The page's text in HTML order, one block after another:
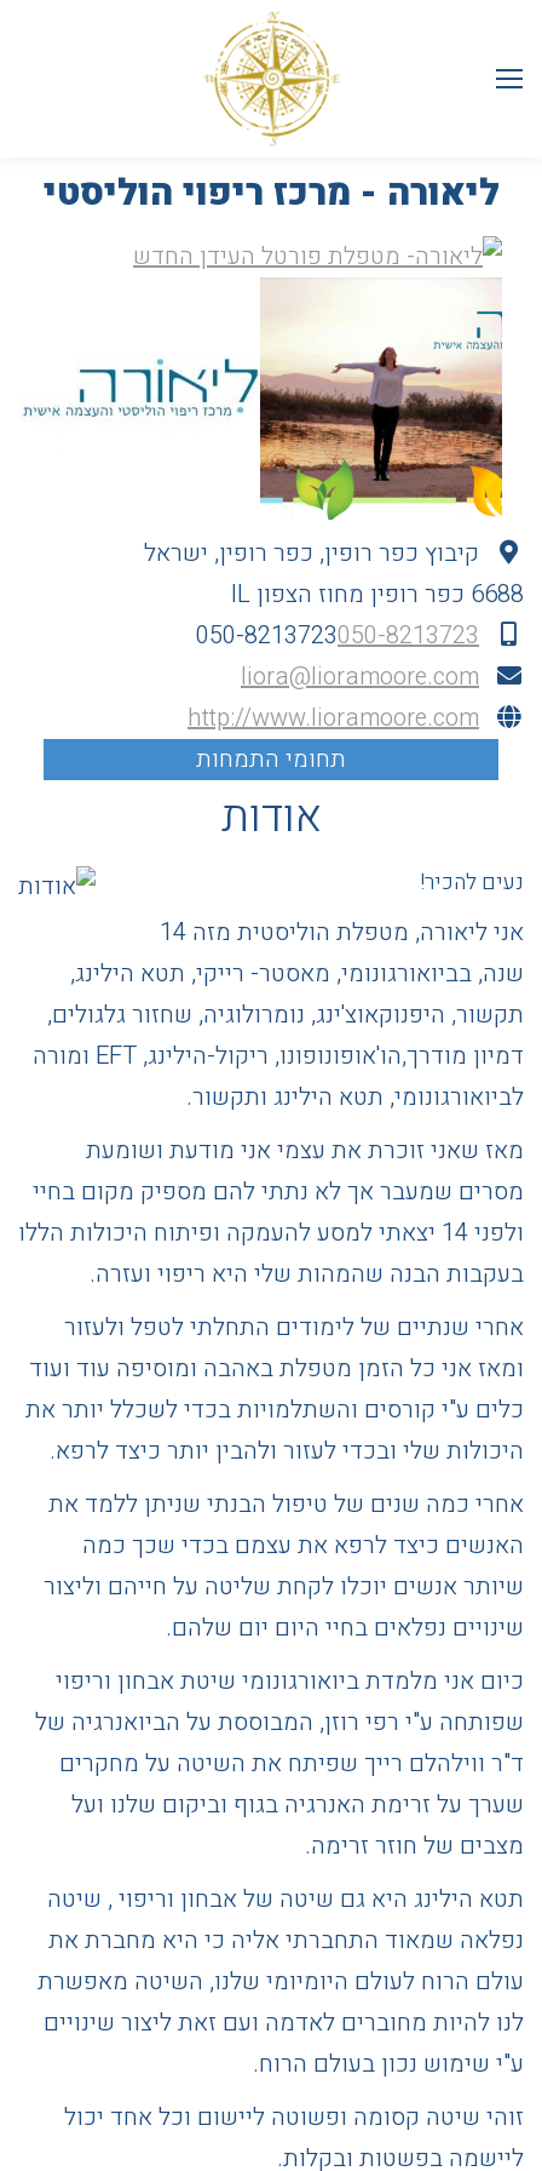
ליאורה - מרכז ריפוי הוליסטי
קיבוץ כפר רופין, כפר רופין, ישראל
6688 כפר רופין מחוז הצפון IL
050-8213723050-8213723
liora@lioramoore.com
http://www.lioramoore.com
אודות
נעים להכיר!
אני ליאורה, מטפלת הוליסטית מזה 14
שנה, בביואורגונומי, מאסטר- רייקי, תטא הילינג,
תקשור, היפנוקאוצ'ינג, נומרולוגיה, שחזור גלגולים,
דמיון מודרך,הו'אופונופונו, ריקול-הילינג, EFT ומורה
לביואורגונומי, תטא הילינג ותקשור.
מאז שאני זוכרת את עצמי אני מודעת ושומעת
מסרים שמעבר אך לא נתתי להם מספיק מקום בחיי
ולפני 14 יצאתי למסע להעמקה ופיתוח היכולות הללו
בעקבות הבנה שהמהות שלי היא ריפוי ועזרה.
אחרי שנתיים של לימודים התחלתי לטפל ולעזור
ומאז אני כל הזמן מטפלת באהבה ומוסיפה עוד ועוד
כלים ע"י קורסים והשתלמויות בכדי לשכלל יותר את
היכולות שלי ובכדי לעזור ולהבין יותר כיצד לרפא.
אחרי כמה שנים של טיפול הבנתי שניתן ללמד את
האנשים כיצד לרפא את עצמם בכדי שכך כמה
שיותר אנשים יוכלו לקחת שליטה על חייהם וליצור
שינויים נפלאים בחיי היום יום שלהם.
כיום אני מלמדת ביואורגונומי שיטת אבחון וריפוי
שפותחה ע"י רפי רוזן, המבוססת על הביואנרגיה של
ד"ר ווילהלם רייך שפיתח את השיטה על מחקרים
שערך על זרימת האנרגיה בגוף וביקום שלנו ועל
מצבים של חוזר זרימה.
תטא הילינג היא גם שיטה של אבחון וריפוי , שיטה
נפלאה שמאוד התחברתי אליה כי היא מחברת את
עולם הרוח לעולם היומיומי שלנו, השיטה מאפשרת
לנו להיות מחוברים לאדמה ועם זאת ליצור שינויים
ע"י שימוש נכון בעולם הרוח.
זוהי שיטה קסומה ופשוטה ליישום וכל אחד יכול
ליישמה בפשטות ובקלות.